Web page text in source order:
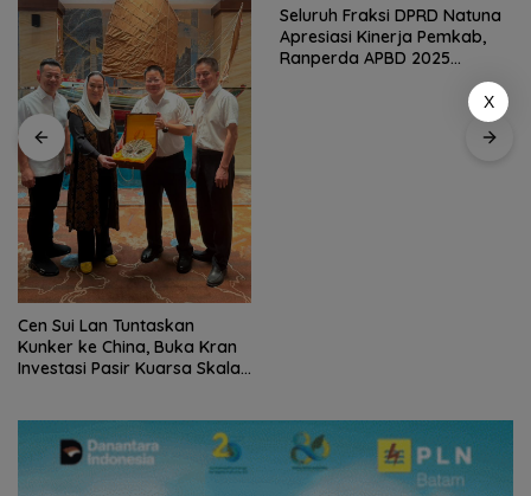
Cen Sui Lan Tuntaskan
Kunker ke China, Buka Kran
Investasi Pasir Kuarsa Skala
Seluruh Fraksi DPRD Natuna
Apresiasi Kinerja Pemkab,
Ranperda APBD 2025
X